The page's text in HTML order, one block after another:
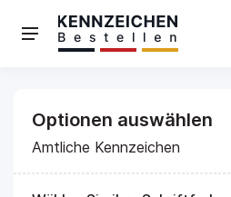
Optionen auswählen
Amtliche Kennzeichen